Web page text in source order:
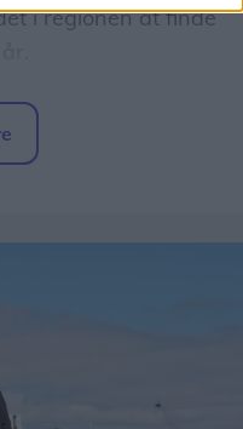
i regionen at finde
Flydtkjær, inden hun
eller lukke
millioner medføre,
- mens andre ruter